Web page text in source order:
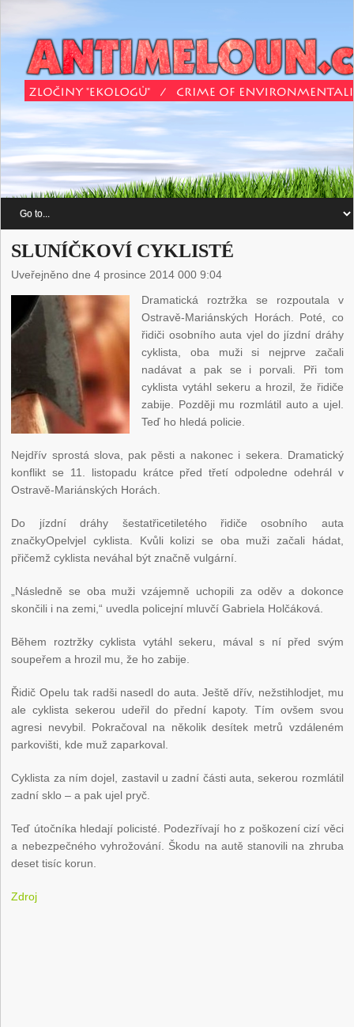
SLUNÍČKOVÍ CYKLISTÉ
Uveřejněno dne 4 prosince 2014 000 9:04
Dramatická roztržka se rozpoutala v
Ostravě-Mariánských Horách. Poté, co
řidiči osobního auta vjel do jízdní dráhy
cyklista, oba muži si nejprve začali
nadávat a pak se i porvali. Při tom
cyklista vytáhl sekeru a hrozil, že řidiče
zabije. Později mu rozmlátil auto a ujel.
Teď ho hledá policie.
Nejdřív sprostá slova, pak pěsti a nakonec i sekera. Dramatický
konflikt se 11. listopadu krátce před třetí odpoledne odehrál v
Ostravě-Mariánských Horách.
Do jízdní dráhy šestatřicetiletého řidiče osobního auta
značkyOpelvjel cyklista. Kvůli kolizi se oba muži začali hádat,
přičemž cyklista neváhal být značně vulgární.
„Následně se oba muži vzájemně uchopili za oděv a dokonce
skončili i na zemi,“ uvedla policejní mluvčí Gabriela Holčáková.
Během roztržky cyklista vytáhl sekeru, mával s ní před svým
soupeřem a hrozil mu, že ho zabije.
Řidič Opelu tak radši nasedl do auta. Ještě dřív, nežstihlodjet, mu
ale cyklista sekerou udeřil do přední kapoty. Tím ovšem svou
agresi nevybil. Pokračoval na několik desítek metrů vzdáleném
parkovišti, kde muž zaparkoval.
Cyklista za ním dojel, zastavil u zadní části auta, sekerou rozmlátil
zadní sklo – a pak ujel pryč.
Teď útočníka hledají policisté. Podezřívají ho z poškození cizí věci
a nebezpečného vyhrožování. Škodu na autě stanovili na zhruba
deset tisíc korun.
Zdroj